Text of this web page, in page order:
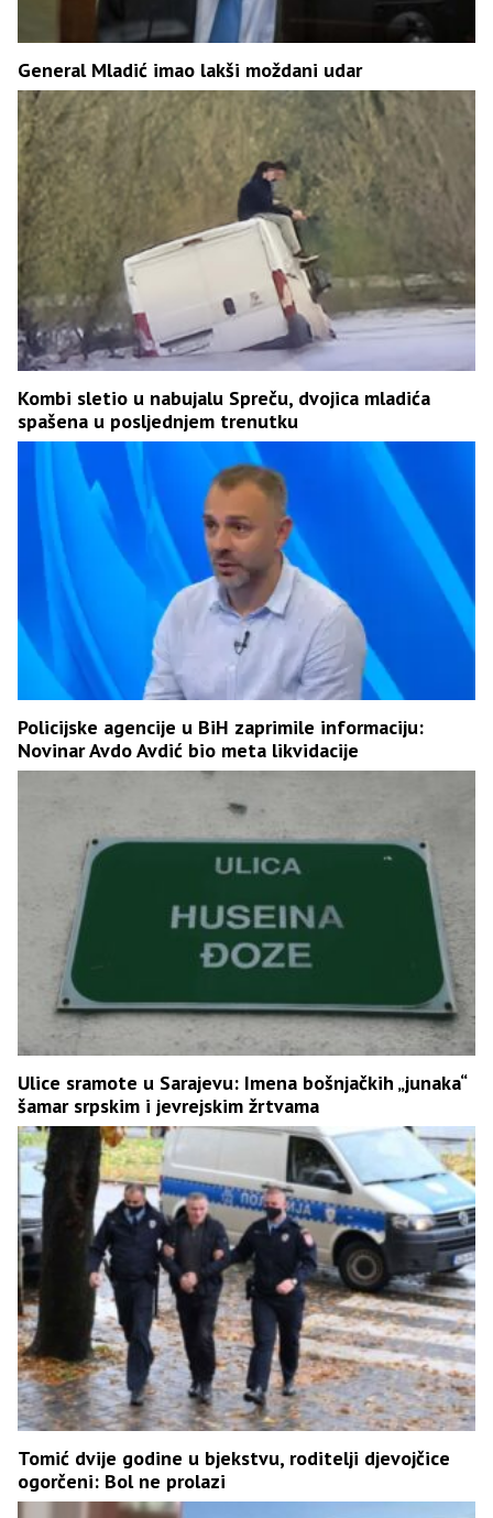
General Mladić imao lakši moždani udar
Kombi sletio u nabujalu Spreču, dvojica mladića
spašena u posljednjem trenutku
Policijske agencije u BiH zaprimile informaciju:
Novinar Avdo Avdić bio meta likvidacije
Ulice sramote u Sarajevu: Imena bošnjačkih „junaka“
šamar srpskim i jevrejskim žrtvama
Tomić dvije godine u bjekstvu, roditelji djevojčice
ogorčeni: Bol ne prolazi